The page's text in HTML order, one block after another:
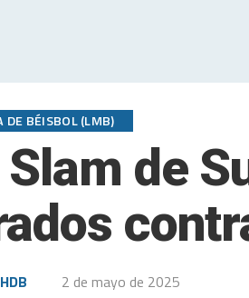
DE BÉISBOL (LMB)
Slam de
2 de mayo de 2025